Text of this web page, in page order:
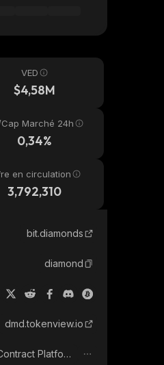
VED
$4,58M
Marché 24h
0,34%
en circulation
3,792,310
bit.diamonds
diamond
dmd.tokenview.io
Smart Contract Platform